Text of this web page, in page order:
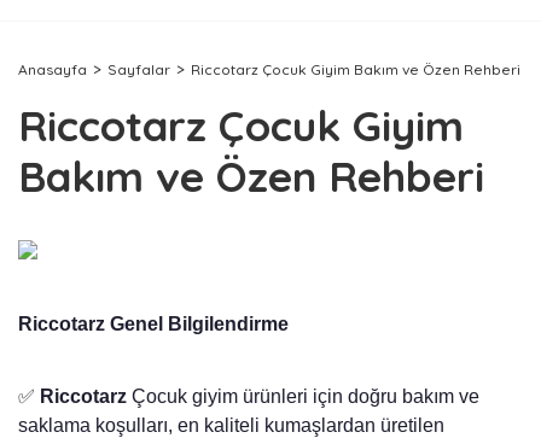
Anasayfa Sayfalar Riccotarz Çocuk Giyim Bakım ve Özen Rehberi
Riccotarz Çocuk Giyim
Bakım ve Özen Rehberi
Riccotarz Genel Bilgilendirme
✅ Riccotarz Çocuk giyim ürünleri için doğru bakım ve
saklama koşulları, en kaliteli kumaşlardan üretilen